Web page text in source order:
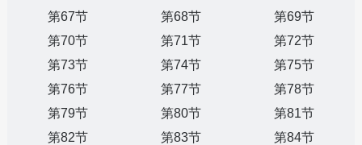
第67节
第68节
第69节
第70节
第71节
第72节
第73节
第74节
第75节
第76节
第77节
第78节
第79节
第80节
第81节
第82节
第83节
第84节